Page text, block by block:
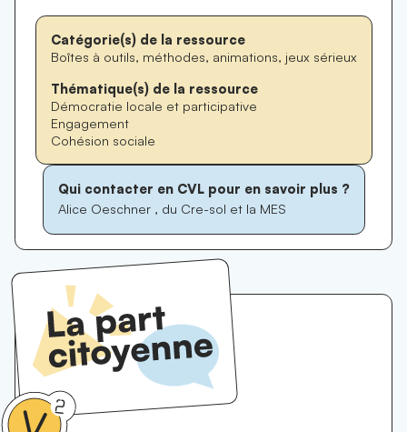
Catégorie(s) de la ressource
Boîtes à outils, méthodes, animations, jeux sérieux
Thématique(s) de la ressource
Démocratie locale et participative
Engagement
Cohésion sociale
Qui contacter en CVL pour en savoir plus ?
Alice Oeschner , du Cre-sol et la MES